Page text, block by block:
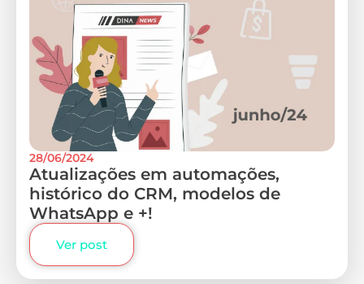
28/06/2024
Atualizações em automações,
histórico do CRM, modelos de
WhatsApp e +!
Ver post